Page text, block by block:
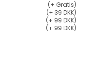
(+ Gratis)
(+ 39 DKK)
(+ 99 DKK)
(+ 99 DKK)